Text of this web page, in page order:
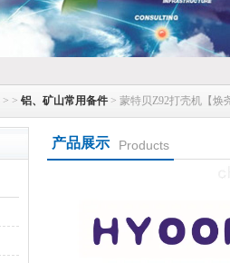
> > 铝、矿山常用备件 > 蒙特贝Z92打壳机【焕
产品展示 Products